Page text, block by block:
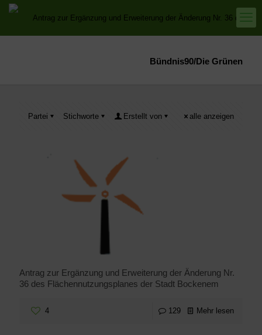
Bündnis90/Die Grünen
Partei Stichworte Erstellt von alle anzeigen
Antrag zur Ergänzung und Erweiterung der Änderung Nr.
36 des Flächennutzungsplanes der Stadt Bockenem
4 129 Mehr lesen